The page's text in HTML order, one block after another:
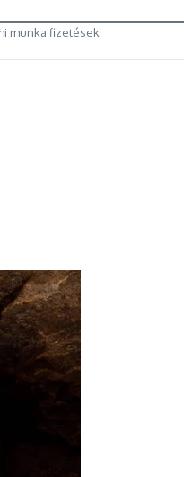
munka fizetések